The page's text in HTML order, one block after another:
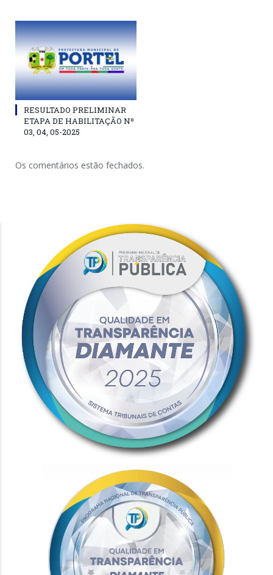
RESULTADO PRELIMINAR
ETAPA DE HABILITAÇÃO Nº
03, 04, 05-2025
Os comentários estão fechados.